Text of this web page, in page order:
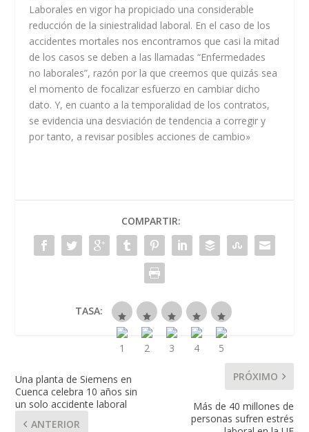
Laborales en vigor ha propiciado una considerable
reducción de la siniestralidad laboral. En el caso de los
accidentes mortales nos encontramos que casi la mitad
de los casos se deben a las llamadas “Enfermedades
no laborales”, razón por la que creemos que quizás sea
el momento de focalizar esfuerzo en cambiar dicho
dato. Y, en cuanto a la temporalidad de los contratos,
se evidencia una desviación de tendencia a corregir y
por tanto, a revisar posibles acciones de cambio»
COMPARTIR:
TASA:
Una planta de Siemens en
Cuenca celebra 10 años sin
un solo accidente laboral
ANTERIOR
PRÓXIMO
Más de 40 millones de
personas sufren estrés